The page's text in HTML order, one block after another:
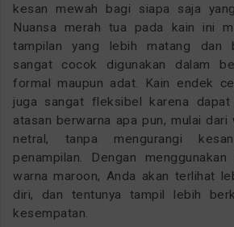
kesan mewah bagi siapa saja
Nuansa merah tua pada kain ini
tampilan yang lebih matang dan
sangat cocok digunakan dalam
formal maupun adat. Kain endek
juga sangat fleksibel karena dapat
atasan berwarna apa pun, mulai dari
netral, tanpa mengurangi
penampilan. Dengan
warna maroon, Anda akan terlihat
diri, dan tentunya tampil lebih
kesempatan.